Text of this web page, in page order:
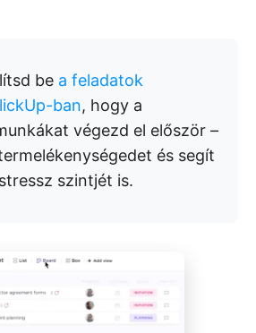
be a feladatok
ban, hogy a
végezd el először –
és segít
szintjét is.